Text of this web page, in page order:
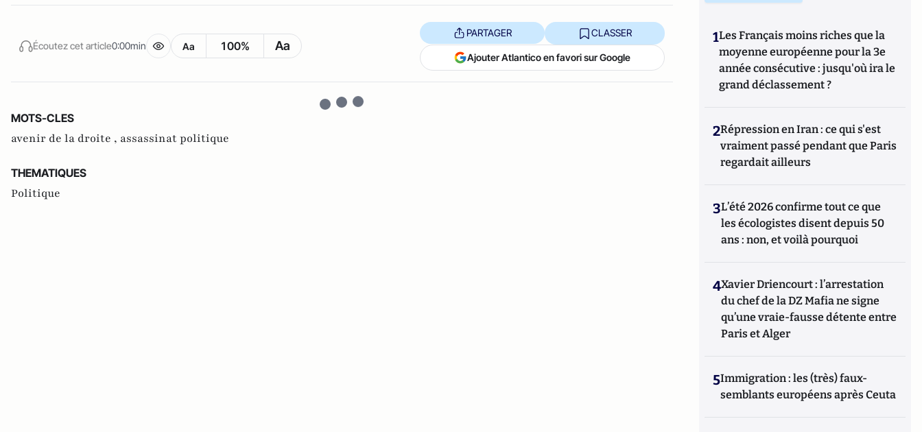
Écoutez cet article0:00min Aa 100% Aa
PARTAGER CLASSER
Ajouter Atlantico en favori sur Google
MOTS-CLES
avenir de la droite , assassinat politique
THEMATIQUES
Politique
1Les Français moins riches que la
moyenne européenne pour la 3e
année consécutive : jusqu'où ira le
grand déclassement ?
2Répression en Iran : ce qui s'est
vraiment passé pendant que Paris
regardait ailleurs
3L’été 2026 confirme tout ce que
les écologistes disent depuis 50
ans : non, et voilà pourquoi
4Xavier Driencourt : l’arrestation
du chef de la DZ Mafia ne signe
qu’une vraie-fausse détente entre
Paris et Alger
5Immigration : les (très) faux-
semblants européens après Ceuta